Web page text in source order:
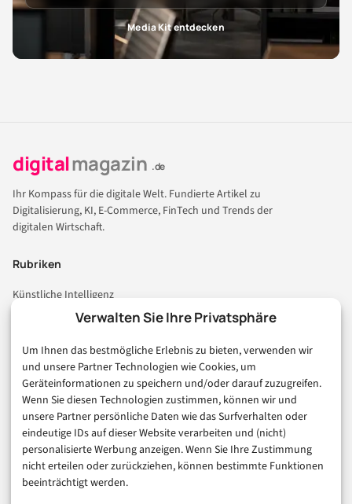
Verwalten Sie Ihre Privatsphäre
Um Ihnen das bestmögliche Erlebnis zu bieten, verwenden wir
und unsere Partner Technologien wie Cookies, um
Geräteinformationen zu speichern und/oder darauf zuzugreifen.
Wenn Sie diesen Technologien zustimmen, können wir und
unsere Partner persönliche Daten wie das Surfverhalten oder
eindeutige IDs auf dieser Website verarbeiten und (nicht)
personalisierte Werbung anzeigen. Wenn Sie Ihre Zustimmung
nicht erteilen oder zurückziehen, können bestimmte Funktionen
beeinträchtigt werden.
Media Kit entdecken
digitalmagazin .de
Ihr Kompass für die digitale Welt. Fundierte Artikel zu
Digitalisierung, KI, E-Commerce, FinTech und Trends der
digitalen Wirtschaft.
Rubriken
Künstliche Intelligenz
Technologie & IT
Consumer & Digital Life
Marketing
Finanzen & FinTech
Business & Karriere
Sicherheit & Recht
Digitalisierung
Marketing